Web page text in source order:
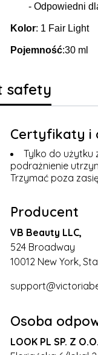
- Odpowiedni
Kolor: 1 Fair Light
Pojemność:30 ml
safety
Certyfikaty i
Tylko do użytku
podrażnienie
Trzymać poza
Producent
VB Beauty LLC,
524 Broadway
10012 New York,
Osoba
LOOK PL SP. Z O.O.